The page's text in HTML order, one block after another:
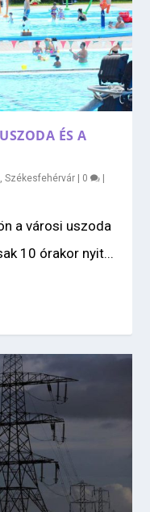
ÉS A
,Székesfehérvár 0
a városi uszoda
10 órakor nyit...